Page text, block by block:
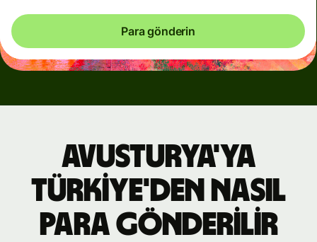
Para gönderin
Avusturya'ya
Türkiye'den nasıl
para gönderilir